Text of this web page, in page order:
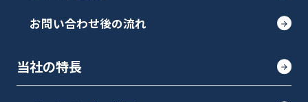
お問い合わせ後の流れ
当社の特長